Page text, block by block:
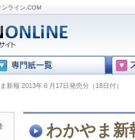
ンライン.COM
新報 2013年６月17日発売分（18日付）
わかやま新